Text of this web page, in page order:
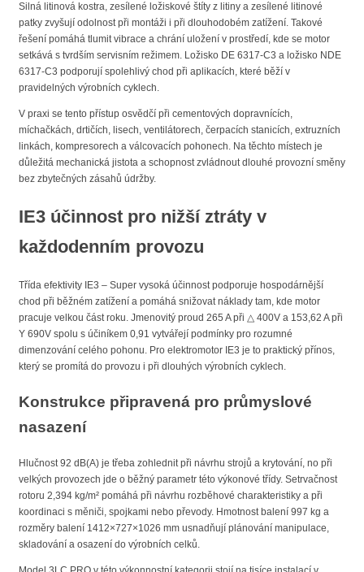
Silná litinová kostra, zesílené ložiskové štíty z litiny a zesílené litinové
patky zvyšují odolnost při montáži i při dlouhodobém zatížení. Takové
řešení pomáhá tlumit vibrace a chrání uložení v prostředí, kde se motor
setkává s tvrdším servisním režimem. Ložisko DE 6317-C3 a ložisko NDE
6317-C3 podporují spolehlivý chod při aplikacích, které běží v
pravidelných výrobních cyklech.
V praxi se tento přístup osvědčí při cementových dopravnících,
míchačkách, drtičích, lisech, ventilátorech, čerpacích stanicích, extruzních
linkách, kompresorech a válcovacích pohonech. Na těchto místech je
důležitá mechanická jistota a schopnost zvládnout dlouhé provozní směny
bez zbytečných zásahů údržby.
IE3 účinnost pro nižší ztráty v
každodenním provozu
Třída efektivity IE3 – Super vysoká účinnost podporuje hospodárnější
chod při běžném zatížení a pomáhá snižovat náklady tam, kde motor
pracuje velkou část roku. Jmenovitý proud 265 A při △ 400V a 153,62 A při
Y 690V spolu s účiníkem 0,91 vytvářejí podmínky pro rozumné
dimenzování celého pohonu. Pro elektromotor IE3 je to praktický přínos,
který se promítá do provozu i při dlouhých výrobních cyklech.
Konstrukce připravená pro průmyslové
nasazení
Hlučnost 92 dB(A) je třeba zohlednit při návrhu strojů a krytování, no při
velkých provozech jde o běžný parametr této výkonové třídy. Setrvačnost
rotoru 2,394 kg/m² pomáhá při návrhu rozběhové charakteristiky a při
koordinaci s měniči, spojkami nebo převody. Hmotnost balení 997 kg a
rozměry balení 1412×727×1026 mm usnadňují plánování manipulace,
skladování a osazení do výrobních celků.